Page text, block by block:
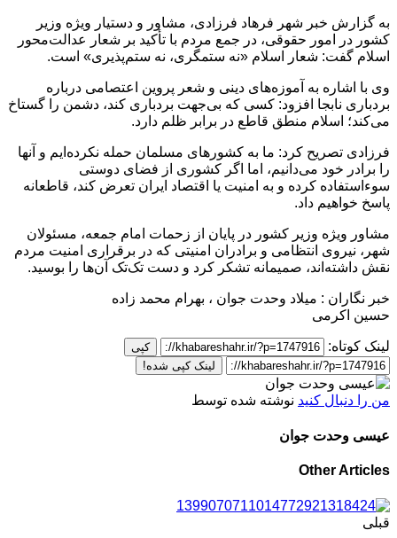
به گزارش خبر شهر فرهاد فرزادی، مشاور و دستیار ویژه وزیر
کشور در امور حقوقی، در جمع مردم با تأکید بر شعار عدالت‌محور
اسلام گفت: شعار اسلام «نه ستمگری، نه ستم‌پذیری» است.
وی با اشاره به آموزه‌های دینی و شعر پروین اعتصامی درباره
بردباری نابجا افزود: کسی که بی‌جهت بردباری کند، دشمن را گستاخ
می‌کند؛ اسلام منطق قاطع در برابر ظلم دارد.
فرزادی تصریح کرد: ما به کشورهای مسلمان حمله نکرده‌ایم و آنها
را برادر خود می‌دانیم، اما اگر کشوری از فضای دوستی
سوءاستفاده کرده و به امنیت یا اقتصاد ایران تعرض کند، قاطعانه
پاسخ خواهیم داد.
مشاور ویژه وزیر کشور در پایان از زحمات امام جمعه، مسئولان
شهر، نیروی انتظامی و برادران امنیتی که در برقراری امنیت مردم
نقش داشته‌اند، صمیمانه تشکر کرد و دست تک‌تک آن‌ها را بوسید.
خبر نگاران : میلاد وحدت جوان ، بهرام محمد زاده
حسین اکرمی
لینک کوتاه:
کپی
لینک کپی شده!
من را دنبال کنید نوشته شده توسط
عیسی وحدت جوان
Other Articles
قبلی